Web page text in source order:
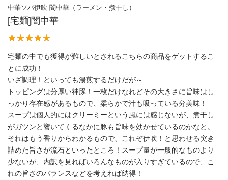
中華ソバ伊吹 闇中華（ラーメン・煮干し）
[宅麺]闇中華
宅麺の中でも獲得が難しいとされるこちらの商品をゲットするこ
とに成功！
いざ調理！といっても湯煎するだけだが～
トッピングは分厚い神豚！一枚だけなれどその大きさに旨味はし
っかり存在感があるもので、柔らかで汁も吸っている分美味！
スープは個人的にはクリーミーという風には感じないが、煮干し
がガツンと響いてくるなかに豚も旨味を効かせているのかなと。
それはもう香りからわかるもので、これぞ伊吹！と思わせる突き
詰めた旨さが流石といったところ！スープ量が一般的なものより
少ないが、内訳を見ればいろんなものが入りすぎているので、こ
れの旨さのバランスなどを考えれば納得！